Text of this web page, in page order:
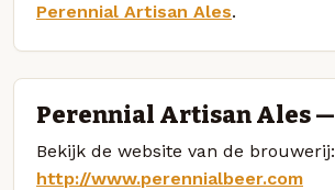
Perennial Artisan Ales.
Perennial Artisan Ales
Bekijk de website van de brouwerij:
http://www.perennialbeer.com